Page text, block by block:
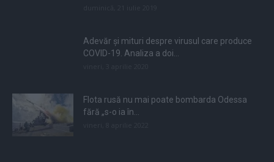
Adevăr și mituri despre virusul care produce
COVID-19. Analiza a doi...
Flota rusă nu mai poate bombarda Odessa
fără „s-o ia în...